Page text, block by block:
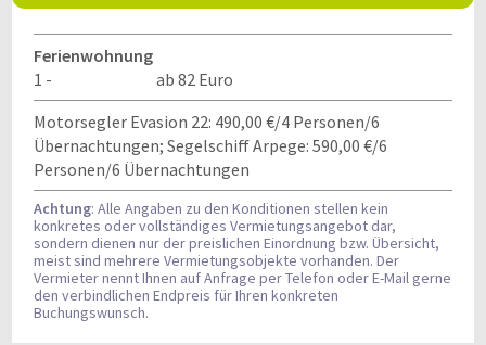
Ferienwohnung
1 -
ab 82 Euro
Motorsegler Evasion 22: 490,00 €/4 Personen/6
Übernachtungen; Segelschiff Arpege: 590,00 €/6
Personen/6 Übernachtungen
Achtung: Alle Angaben zu den Konditionen stellen kein
konkretes oder vollständiges Vermietungsangebot dar,
sondern dienen nur der preislichen Einordnung bzw. Übersicht,
meist sind mehrere Vermietungsobjekte vorhanden. Der
Vermieter nennt Ihnen auf Anfrage per Telefon oder E-Mail gerne
den verbindlichen Endpreis für Ihren konkreten
Buchungswunsch.